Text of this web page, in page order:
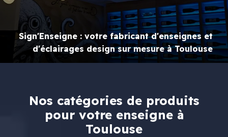
Sign'Enseigne : votre fabricant d'enseignes et
d'éclairages design sur mesure à Toulouse
Nos catégories de produits
pour votre enseigne à
Toulouse